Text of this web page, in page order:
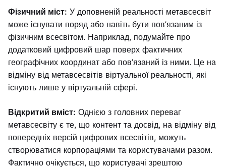
Фізичний міст: У доповненій реальності метавсесвіт
може існувати поряд або навіть бути пов’язаним із
фізичним всесвітом. Наприклад, подумайте про
додатковий цифровий шар поверх фактичних
географічних координат або пов’язаний із ними. Це на
відміну від метавсесвітів віртуальної реальності, які
існують лише у віртуальній сфері.
Відкритий вміст: Однією з головних переваг
метавсесвіту є те, що контент та досвід, на відміну від
попередніх версій цифрових всесвітів, можуть
створюватися корпораціями та користувачами разом.
Фактично очікується, що користувачі зрештою